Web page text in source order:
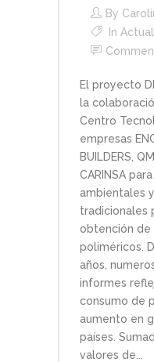
By
In
El proyecto
la
Centro
empresas
BUILDERS,
CARINSA
ambientales
tradicionales
obtención de
poliméricos.
años,
informes
consumo de
aumento en
países.
valores de...